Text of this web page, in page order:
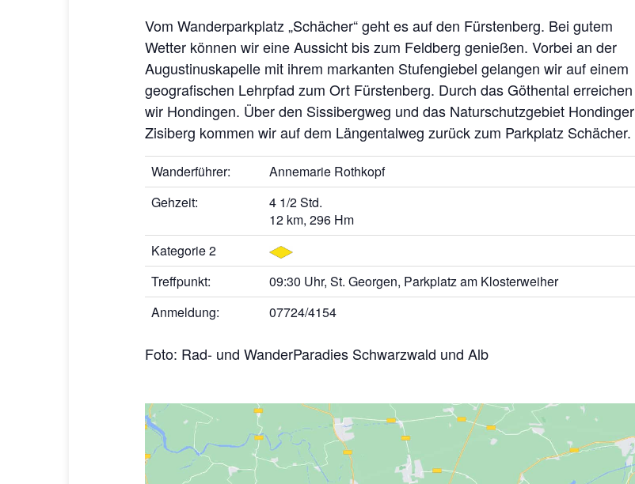
Vom Wanderparkplatz „Schächer“ geht es auf den Fürstenberg. Bei gutem
Wetter können wir eine Aussicht bis zum Feldberg genießen. Vorbei an der
Augustinuskapelle mit ihrem markanten Stufengiebel gelangen wir auf einem
geografischen Lehrpfad zum Ort Fürstenberg. Durch das Göthental erreichen
wir Hondingen. Über den Sissibergweg und das Naturschutzgebiet Hondinger
Zisiberg kommen wir auf dem Längentalweg zurück zum Parkplatz Schächer.
Wanderführer:
Annemarie Rothkopf
Gehzeit:
4 1/2 Std.
12 km, 296 Hm
Kategorie 2
Treffpunkt:
09:30 Uhr, St. Georgen, Parkplatz am Klosterweiher
Anmeldung:
07724/4154
Foto: Rad- und WanderParadies Schwarzwald und Alb